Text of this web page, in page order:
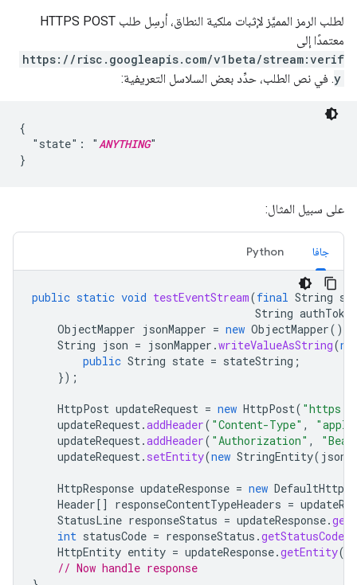
لطلب الرمز المميَّز لإثبات ملكية النطاق، أرسِل طلب HTTPS POST
معتمدًا إلى
https://risc.googleapis.com/v1beta/stream:verif
y. في نص الطلب، حدِّد بعض السلاسل التعريفية:
{
  "state": "
ANYTHING"
على سبيل المثال:
جافا Python
public static void testEventStream(final String
String authToken
ObjectMapper jsonMapper = new ObjectMapper();
String json = jsonMapper .writeValueAsString(
public String state = stateString ;
});
HttpPost updateRequest = new HttpPost( "https://
updateRequest.addHeader( "Content-Type" ,
updateRequest.addHeader( "Authorization" ,
updateRequest. setEntity(new StringEntity( json
HttpResponse updateResponse = new
Header[] responseContentTypeHeaders =
StatusLine responseStatus = updateResponse.
int statusCode = responseStatus .getStatusCode
HttpEntity entity = updateResponse.getEntity
// Now handle response